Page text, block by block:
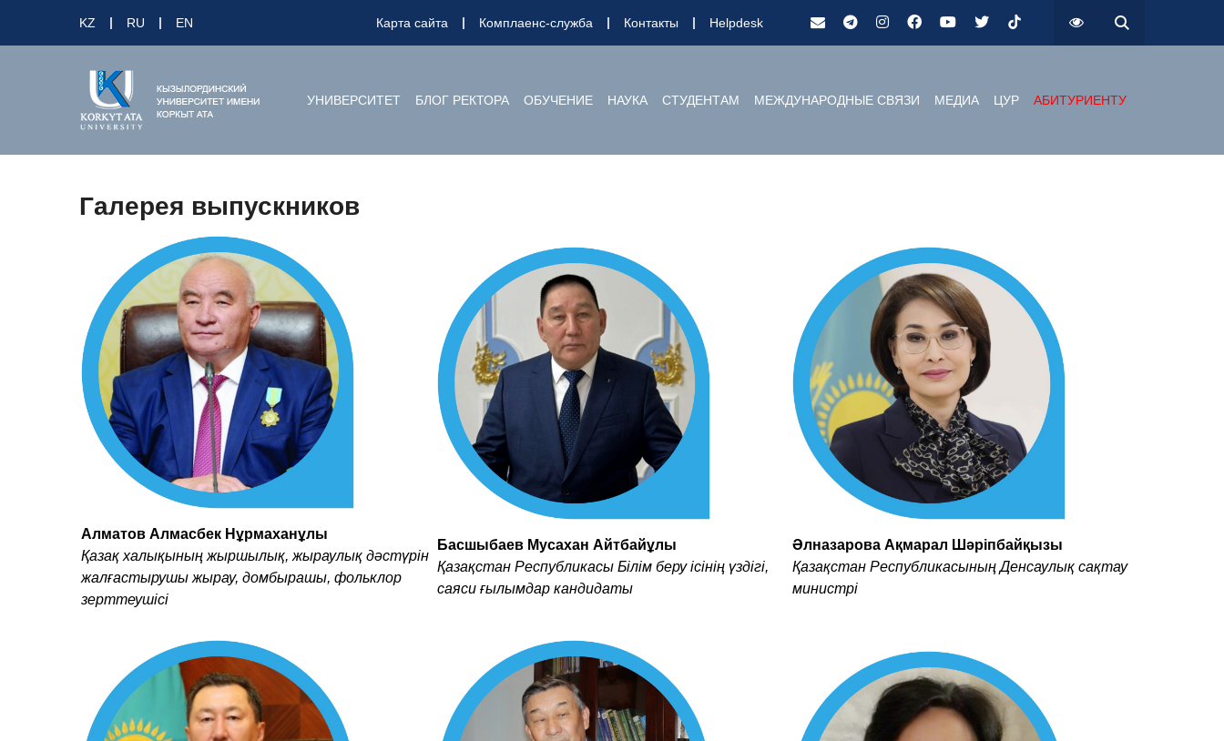
KZ RU EN Карта сайта Комплаенс-служба Контакты Helpdesk
УНИВЕРСИТЕТ БЛОГ РЕКТОРА ОБУЧЕНИЕ НАУКА СТУДЕНТАМ МЕЖДУНАРОДНЫЕ СВЯЗИ МЕДИА ЦУР АБИТУРИЕНТУ
Галерея выпускников
Алматов Алмасбек Нұрмаханұлы
Қазақ халықының жыршылық, жыраулық дәстүрін
жалғастырушы жырау, домбырашы, фольклор
зерттеушісі
Басшыбаев Мусахан Айтбайұлы
Қазақстан Республикасы Білім беру ісінің үздігі,
саяси ғылымдар кандидаты
Әлназарова Ақмарал Шәріпбайқызы
Қазақстан Республикасының Денсаулық сақтау
министрі